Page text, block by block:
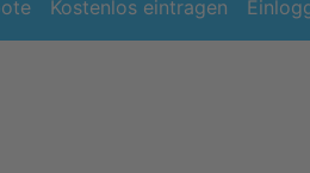
Kostenlos eintragen